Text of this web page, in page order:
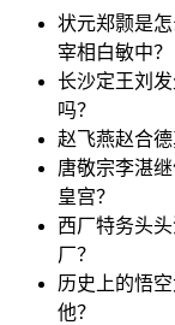
状元郑颢是
宰相白敏中？
长沙定王刘
吗？
赵飞燕赵合
唐敬宗李湛
皇宫？
西厂特务头
厂？
历史上的悟
他？